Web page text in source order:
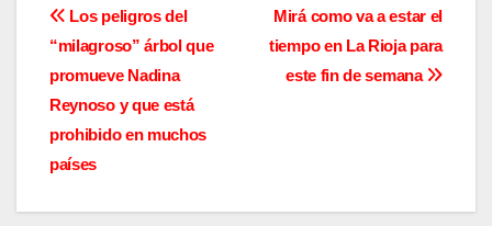
N
a
v
e
g
Mirá como va a estar el
tiempo en La Rioja para
este fin de semana
Los peligros del
“milagroso” árbol que
promueve Nadina
Reynoso y que está
prohibido en muchos
países